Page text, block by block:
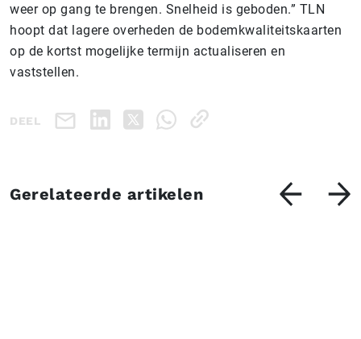
weer op gang te brengen. Snelheid is geboden.” TLN
hoopt dat lagere overheden de bodemkwaliteitskaarten
op de kortst mogelijke termijn actualiseren en
vaststellen.
DEEL
Gerelateerde artikelen